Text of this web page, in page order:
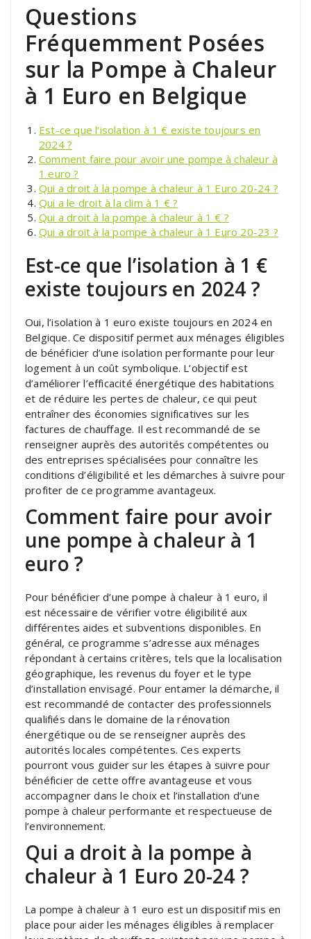
Questions
Fréquemment Posées
sur la Pompe à Chaleur
à 1 Euro en Belgique
Est-ce que l’isolation à 1 € existe toujours en
2024 ?
Comment faire pour avoir une pompe à chaleur à
1 euro ?
Qui a droit à la pompe à chaleur à 1 Euro 20-24 ?
Qui a le droit à la clim à 1 € ?
Qui a droit à la pompe à chaleur à 1 € ?
Qui a droit à la pompe à chaleur à 1 Euro 20-23 ?
Est-ce que l’isolation à 1 €
existe toujours en 2024 ?
Oui, l’isolation à 1 euro existe toujours en 2024 en
Belgique. Ce dispositif permet aux ménages éligibles
de bénéficier d’une isolation performante pour leur
logement à un coût symbolique. L’objectif est
d’améliorer l’efficacité énergétique des habitations
et de réduire les pertes de chaleur, ce qui peut
entraîner des économies significatives sur les
factures de chauffage. Il est recommandé de se
renseigner auprès des autorités compétentes ou
des entreprises spécialisées pour connaître les
conditions d’éligibilité et les démarches à suivre pour
profiter de ce programme avantageux.
Comment faire pour avoir
une pompe à chaleur à 1
euro ?
Pour bénéficier d’une pompe à chaleur à 1 euro, il
est nécessaire de vérifier votre éligibilité aux
différentes aides et subventions disponibles. En
général, ce programme s’adresse aux ménages
répondant à certains critères, tels que la localisation
géographique, les revenus du foyer et le type
d’installation envisagé. Pour entamer la démarche, il
est recommandé de contacter des professionnels
qualifiés dans le domaine de la rénovation
énergétique ou de se renseigner auprès des
autorités locales compétentes. Ces experts
pourront vous guider sur les étapes à suivre pour
bénéficier de cette offre avantageuse et vous
accompagner dans le choix et l’installation d’une
pompe à chaleur performante et respectueuse de
l’environnement.
Qui a droit à la pompe à
chaleur à 1 Euro 20-24 ?
La pompe à chaleur à 1 euro est un dispositif mis en
place pour aider les ménages éligibles à remplacer